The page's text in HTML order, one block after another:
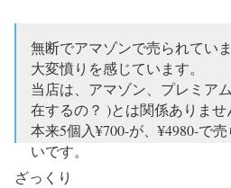
無断でアマゾンで売られていま
大変憤りを感じています。
当店は、アマゾン、プレミア
在するの？ )とは関係ありませ
本来5個入¥700-が、¥4980-で
いです。
大変、困っています。
ざっくり